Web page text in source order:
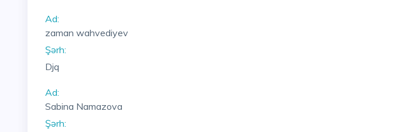
Ad:
zaman wahvediyev
Şərh:
Djq
Ad:
Sabina Namazova
Şərh: